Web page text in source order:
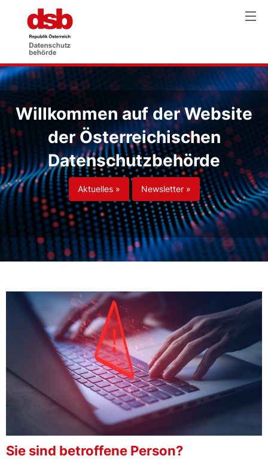
Willkommen auf der Website
der Österreichischen
Datenschutzbehörde
Aktuelles » Newsletter »
Sie sind betroffene Person?